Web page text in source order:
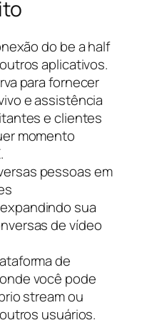
do be a half
aplicativos.
para fornecer
e assistência
e clientes
momento
pessoas em
sua
de vídeo
de
você pode
stream ou
usuários.